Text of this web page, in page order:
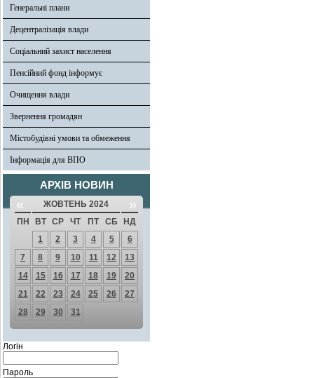
Генеральні плани
Децентралізація влади
Соціальний захист населення
Пенсійний фонд інформує
Очищення влади
Звернення громадян
Містобудівні умови та обмеження
Інформація для ВПО
АРХІВ НОВИН
« ЖОВТЕНЬ 2024 »
ПН ВТ СР ЧТ ПТ СБ
НД
1
2 3 4 5
6
7
8 9 10 11 12
13
14
15 16 17 18 19
20
21
22 23 24 25 26
27
28
29 30 31
Логін
Пароль